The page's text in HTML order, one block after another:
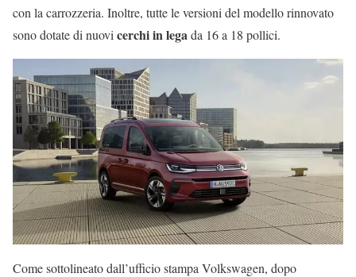
con la carrozzeria. Inoltre, tutte le versioni del modello rinnovato
sono dotate di nuovi cerchi in legada 16 a 18 pollici.
Come sottolineato dall’ufficio stampa Volkswagen, dopo